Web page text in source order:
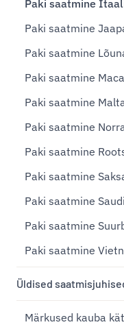
Paki saatmine
Paki saatmine
Paki saatmine
Paki saatmine
Paki saatmine
Paki saatmine
Paki saatmine
Paki saatmine
Paki saatmine
Paki saatmine
Paki saatmine
Üldised
Märkused kauba